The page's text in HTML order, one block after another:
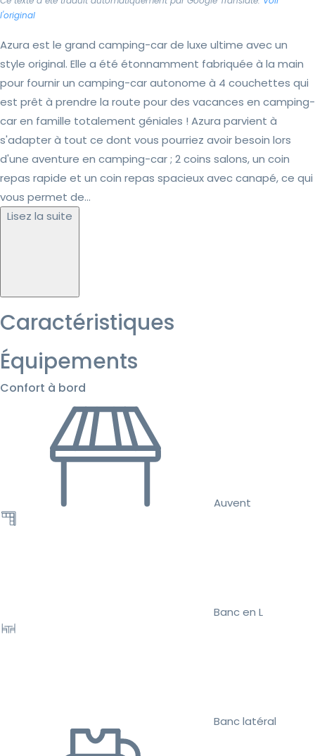
l'original
Azura est le grand camping-car de luxe ultime avec un
style original. Elle a été étonnamment fabriquée à la main
pour fournir un camping-car autonome à 4 couchettes qui
est prêt à prendre la route pour des vacances en camping-
car en famille totalement géniales ! Azura parvient à
s'adapter à tout ce dont vous pourriez avoir besoin lors
d'une aventure en camping-car ; 2 coins salons, un coin
repas rapide et un coin repas spacieux avec canapé, ce qui
vous permet de...
Lisez la suite
Caractéristiques
Équipements
Confort à bord
Auvent
Banc en L
Banc latéral